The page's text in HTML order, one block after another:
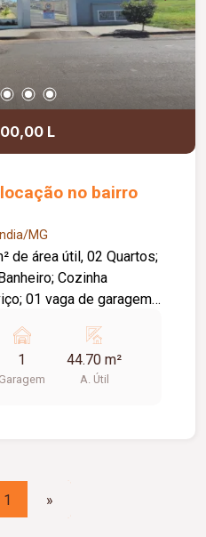
L
no bairro
MG
de área útil, 02 Quartos;
Cozinha
01 vaga de garagem.
tem Piscina,
Gourmet, Playground,
Tem taxa de
1
Garagem
44.70 m²
A. Útil
1 »